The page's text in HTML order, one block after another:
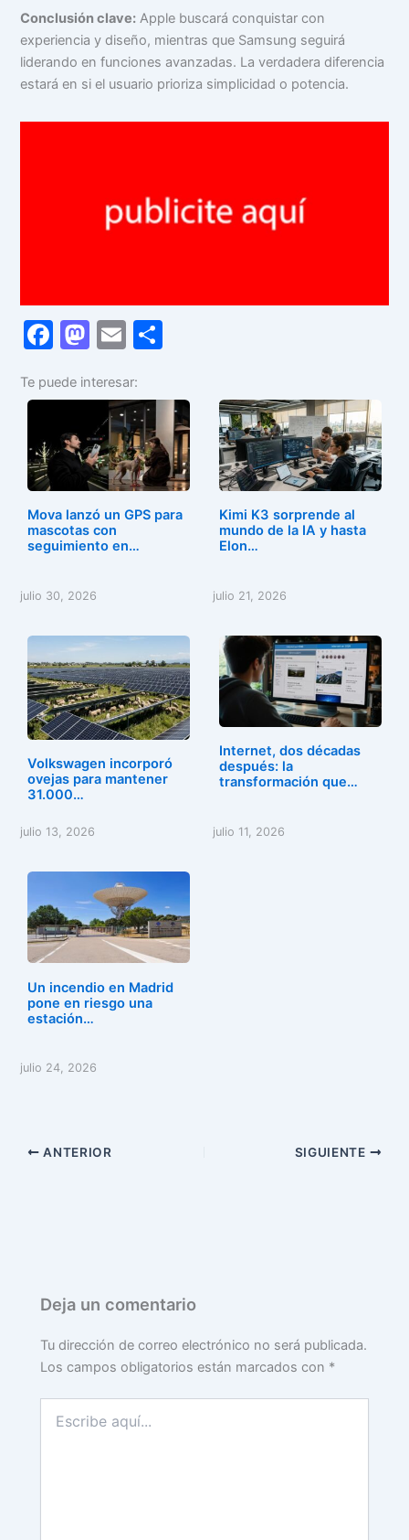
Conclusión clave: Apple buscará conquistar con
experiencia y diseño, mientras que Samsung seguirá
liderando en funciones avanzadas. La verdadera diferencia
estará en si el usuario prioriza simplicidad o potencia.
F
c
b
o
k
M
st
o
d
o
n
E
ai
l
m
p
ar
tir
Te puede interesar:
Mova lanzó un GPS para
mascotas con
seguimiento en…
julio 30, 2026
Kimi K3 sorprende al
mundo de la IA y hasta
Elon…
julio 21, 2026
Volkswagen incorporó
ovejas para mantener
31.000…
julio 13, 2026
Internet, dos décadas
después: la
transformación que…
julio 11, 2026
Un incendio en Madrid
pone en riesgo una
estación…
julio 24, 2026
ANTERIOR SIGUIENTE
Deja un comentario
Tu dirección de correo electrónico no será publicada.
Los campos obligatorios están marcados con *
aquí...